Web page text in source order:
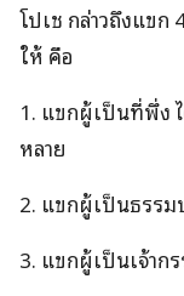
โปเช กล่าวถึงแขก
ให้ คือ
1. แขกผู้เป็นที่พึ่ง
หลาย
2. แขกผู้เป็นธรร
3. แขกผู้เป็นเจ้าก